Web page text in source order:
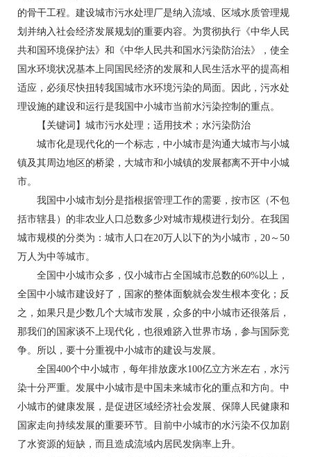
的骨干工程。建设城市污水处理厂是纳入流域、区域水质管理规
划并纳入社会经济发展规划的重要内容。为贯彻执行《中华人民
共和国环境保护法》和《中华人民共和国水污染防治法》，使全
国水环境状况基本上同国民经济的发展和人民生活水平的提高相
适应，必须尽快扭转我国城市水环境污染的局面。因此，污水处
理设施的建设和运行是我国中小城市当前水污染控制的重点。
【关键词】城市污水处理；适用技术；水污染防治
城市化是现代化的一个标志，中小城市是沟通大城市与小城
镇及其周边地区的桥梁，大城市和小城镇的发展都离不开中小城
市。
我国中小城市划分是指根据管理工作的需要，按市区（不包
括市辖县）的非农业人口总数多少对城市规模进行划分。在我国
城市规模的分类为：城市人口在20万人以下的为小城市，20～50
万人为中等城市。
全国中小城市众多，仅小城市占全国城市总数的60%以上，
全国中小城市建设好了，国家的整体面貌就会发生根本变化；反
之，如果只是少数几个大城市发展，众多的中小城市还很落后，
那我们的国家谈不上现代化，也很难跻入世界市场，参与国际竞
争。所以，要十分重视中小城市的建设与发展。
全国400个中小城市，每年排放废水100亿立方米左右，水污
染十分严重。发展中小城市是中国未来城市化的重点和方向。中
小城市的健康发展，是促进区域经济社会发展、保障人民健康和
国家走向持续发展的重要环节。目前中小城市的水污染不仅加剧
了水资源的短缺，而且造成流域内居民发病率上升。